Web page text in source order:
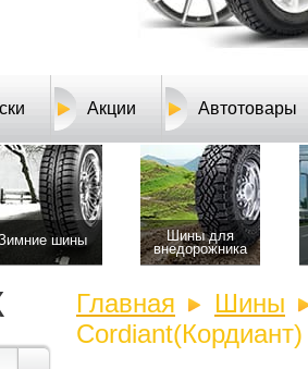
Акции Автотовары
шины
Шины для
внедорожника
Главная
Шины